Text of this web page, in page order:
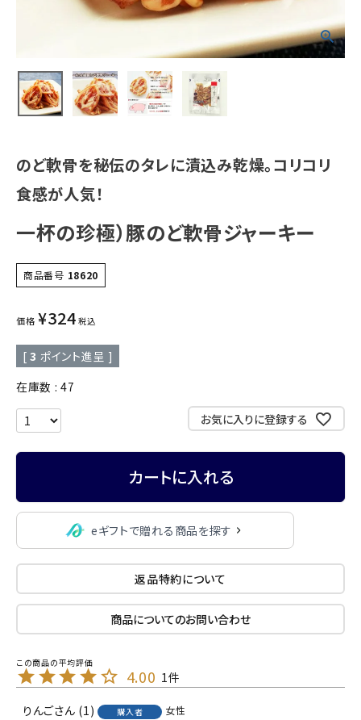
のど軟骨を秘伝のタレに漬込み乾燥。コリコリ
食感が人気！
一杯の珍極）豚のど軟骨ジャーキー
商品番号 18620
価格 ¥324 税込
[ 3 ポイント進呈 ]
在庫数
47
お気に入りに登録する
カートに入れる
eギフトで贈れる商品を探す
返品特約について
商品についてのお問い合わせ
4.00 1
りんご 1 購入者 女性